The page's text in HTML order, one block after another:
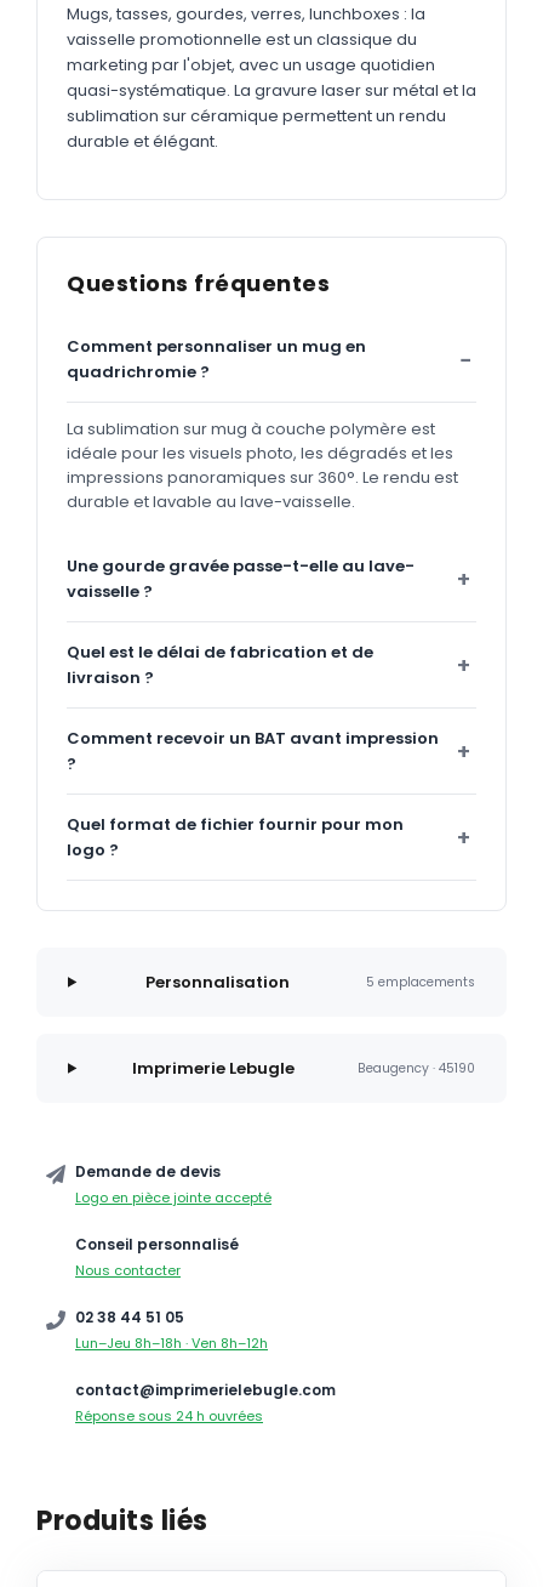
Mugs, tasses, gourdes, verres, lunchboxes : la
vaisselle promotionnelle est un classique du
marketing par l'objet, avec un usage quotidien
quasi-systématique. La gravure laser sur métal et la
sublimation sur céramique permettent un rendu
durable et élégant.
Questions fréquentes
Comment personnaliser un mug en
quadrichromie ?
La sublimation sur mug à couche polymère est
idéale pour les visuels photo, les dégradés et les
impressions panoramiques sur 360°. Le rendu est
durable et lavable au lave-vaisselle.
Une gourde gravée passe-t-elle au lave-
vaisselle ?
Quel est le délai de fabrication et de
livraison ?
Comment recevoir un BAT avant impression
?
Quel format de fichier fournir pour mon
logo ?
Personnalisation 5 emplacements
Imprimerie Lebugle Beaugency · 45190
Demande de devis
Logo en pièce jointe accepté
Conseil personnalisé
Nous contacter
02 38 44 51 05
Lun–Jeu 8h–18h · Ven 8h–12h
contact@imprimerielebugle.com
Réponse sous 24 h ouvrées
Produits liés